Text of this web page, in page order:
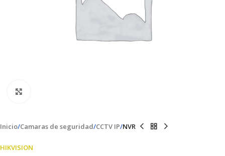
Inicio Camaras de seguridad CCTV IP NVR
HIKVISION